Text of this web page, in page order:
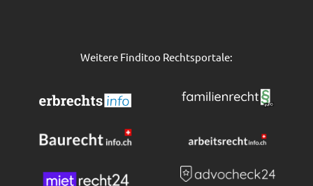
Weitere Finditoo Rechtsportale: